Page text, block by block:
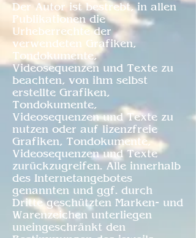
Der Autor ist bestrebt, in allen
Publikationen die
Urheberrechte der
verwendeten Grafiken,
Tondokumente,
Videosequenzen und Texte zu
beachten, von ihm selbst
erstellte Grafiken,
Tondokumente,
Videosequenzen und Texte zu
nutzen oder auf lizenzfreie
Grafiken, Tondokumente,
Videosequenzen und Texte
zurückzugreifen. Alle innerhalb
des Internetangebotes
genannten und ggf. durch
Dritte geschützten Marken- und
Warenzeichen unterliegen
uneingeschränkt den